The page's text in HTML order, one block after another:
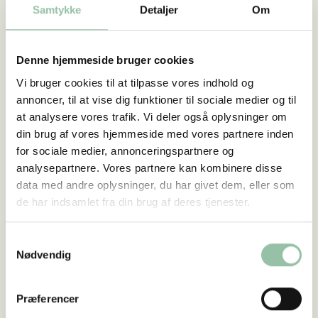
Samtykke Detaljer Om
Denne hjemmeside bruger cookies
Vi bruger cookies til at tilpasse vores indhold og
annoncer, til at vise dig funktioner til sociale medier og til
at analysere vores trafik. Vi deler også oplysninger om
din brug af vores hjemmeside med vores partnere inden
for sociale medier, annonceringspartnere og
analysepartnere. Vores partnere kan kombinere disse
data med andre oplysninger, du har givet dem, eller som
de har indsamlet fra din brug af deres tjenester.
Nødvendig
Præferencer
som bænke og madpakkehuse. Flere
foreningsstruktur, da det ofte gør det lettere
at søge midler. Det kan også åbne døre
til samarbejder med kommunen. En
kontaktperson i kommunen kan være en
vigtig støtte – både når det gælder
tilladelser og overblik over lokale fonde.
5. ENGAGER LOKALE KRÆFTER
Jo flere, der er med, jo stærkere står
projektet. Lokal opbakning kan både lette
ejerskab og stolthed omkring stien. Mange
samarbejde med eksisterende fællesskaber